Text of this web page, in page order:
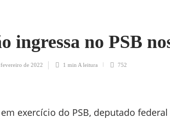
ingressa no PSB
de 2022 1 min A leitura 752
exercício do PSB, deputado